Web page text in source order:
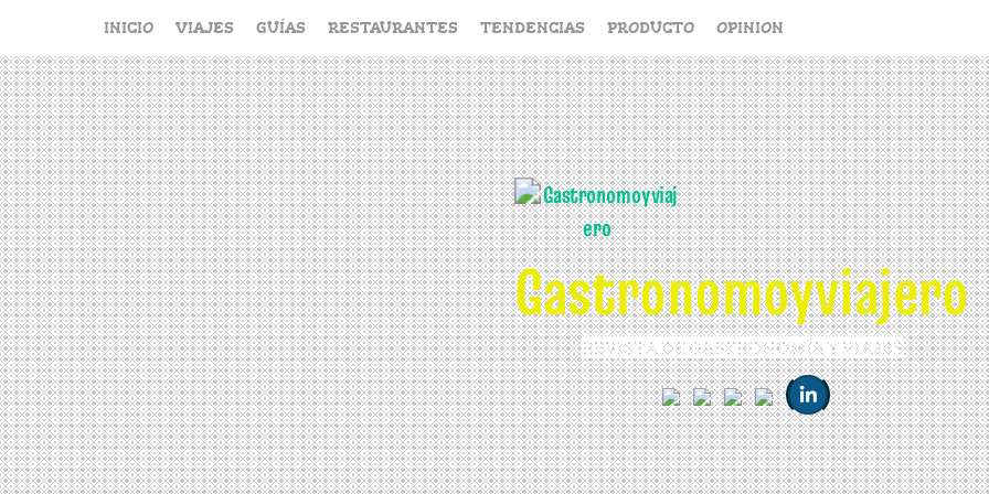
contenido
INICIO VIAJES GUÍAS RESTAURANTES TENDENCIAS PRODUCTO OPINION
Gastronomoyviajero
REVISTA DE GASTRONOMÍA Y VIAJES